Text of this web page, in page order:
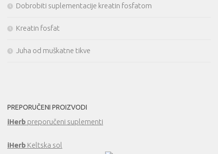
Dobrobiti suplementacije kreatin fosfatom
Kreatin fosfat
Juha od muškatne tikve
PREPORUČENI PROIZVODI
iHerb preporučeni suplementi
iHerb Keltska sol